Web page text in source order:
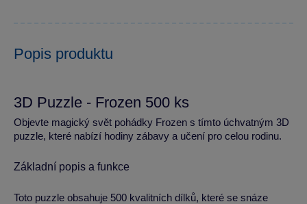
Popis produktu
3D Puzzle - Frozen 500 ks
Objevte magický svět pohádky Frozen s tímto úchvatným 3D
puzzle, které nabízí hodiny zábavy a učení pro celou rodinu.
Základní popis a funkce
Toto puzzle obsahuje 500 kvalitních dílků, které se snáze